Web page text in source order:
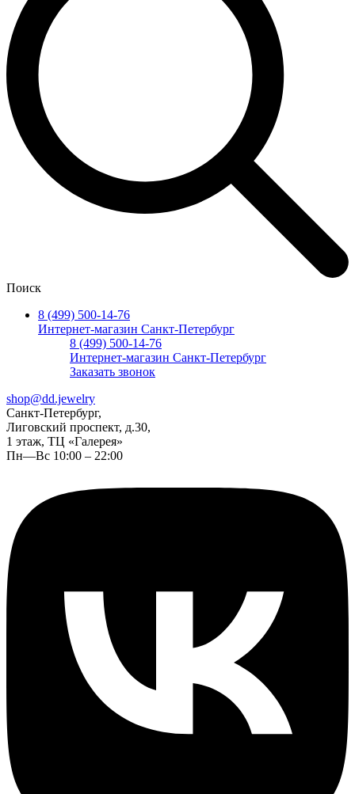
Поиск
8 (499) 500-14-76
Интернет-магазин Санкт-Петербург
8 (499) 500-14-76
Интернет-магазин Санкт-Петербург
Заказать звонок
shop@dd.jewelry
Санкт-Петербург,
Лиговский проспект, д.30,
1 этаж, ТЦ «Галерея»
Пн—Вс 10:00 – 22:00